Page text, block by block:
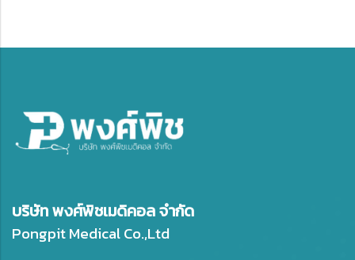
บริษัท พงศ์พิชเมดิคอล จำกัด
Pongpit Medical Co.,Ltd